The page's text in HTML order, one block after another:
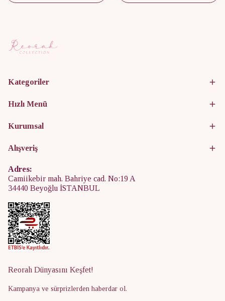
Kategoriler
Hızlı Menü
Kurumsal
Alışveriş
Adres:
Camiikebir mah. Bahriye cad. No:19 A
34440 Beyoğlu İSTANBUL
Reorah Dünyasını Keşfet!
Kampanya ve sürprizlerden haberdar ol.